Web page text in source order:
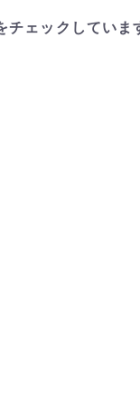
チェックしていま